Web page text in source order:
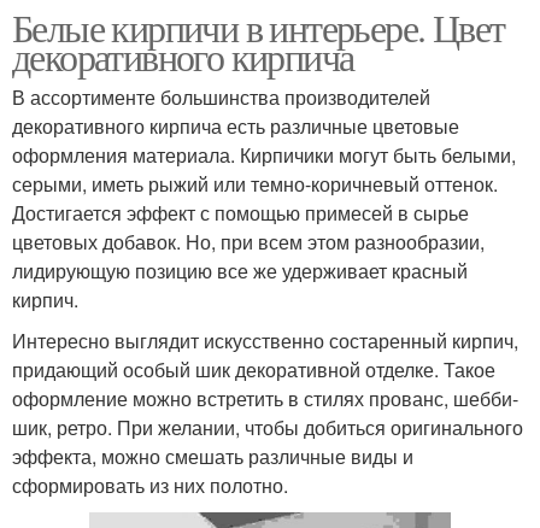
Белые кирпичи в интерьере. Цвет
декоративного кирпича
В ассортименте большинства производителей
декоративного кирпича есть различные цветовые
оформления материала. Кирпичики могут быть белыми,
серыми, иметь рыжий или темно-коричневый оттенок.
Достигается эффект с помощью примесей в сырье
цветовых добавок. Но, при всем этом разнообразии,
лидирующую позицию все же удерживает красный
кирпич.
Интересно выглядит искусственно состаренный кирпич,
придающий особый шик декоративной отделке. Такое
оформление можно встретить в стилях прованс, шебби-
шик, ретро. При желании, чтобы добиться оригинального
эффекта, можно смешать различные виды и
сформировать из них полотно.